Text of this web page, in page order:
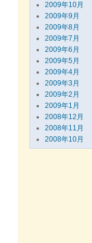
2009年10月
2009年9月
2009年8月
2009年7月
2009年6月
2009年5月
2009年4月
2009年3月
2009年2月
2009年1月
2008年12月
2008年11月
2008年10月